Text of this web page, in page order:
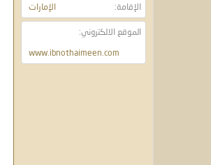
الإقامة الإمارات
الموقع الالكتروني
www.ibnothaimeen.com